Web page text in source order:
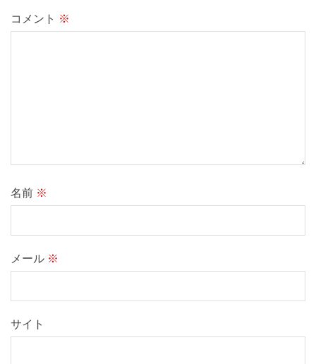
コメント ※
名前 ※
メール ※
サイト